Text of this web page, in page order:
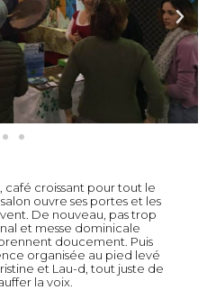
café croissant pour tout le
ouvre ses portes et les
De nouveau, pas trop
et messe dominicale
doucement. Puis
organisée au pied levé
et Lau-d, tout juste de
la voix.